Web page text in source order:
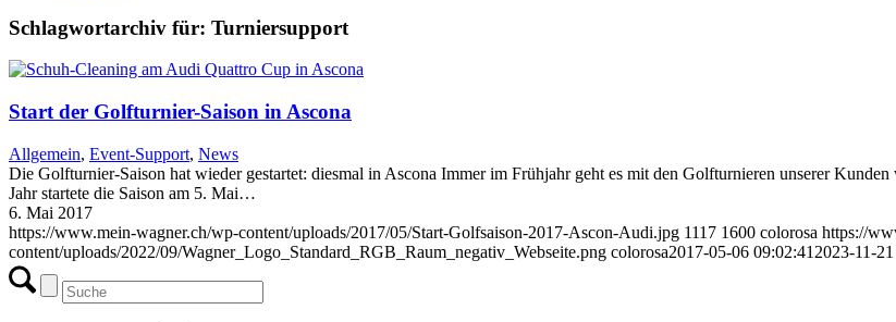
Schlagwortarchiv für: Turniersupport
Start der Golfturnier-Saison in Ascona
Allgemein, Event-Support, News
Die Golfturnier-Saison hat wieder gestartet: diesmal in Ascona Immer im Frühjahr geht es mit den Golfturnieren unserer
Jahr startete die Saison am 5. Mai…
6. Mai 2017
https://www.mein-wagner.ch/wp-content/uploads/2017/05/Start-Golfsaison-2017-Ascon-Audi.jpg 1117 1600 colorosa https://
content/uploads/2022/09/Wagner_Logo_Standard_RGB_Raum_negativ_Webseite.png colorosa2017-05-06 09:02:41 2023-11-